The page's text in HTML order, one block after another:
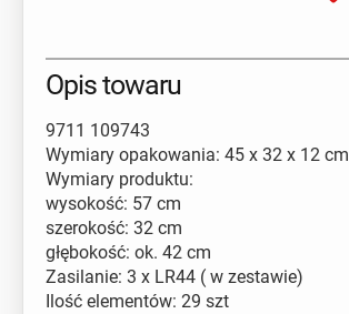
Opis towaru
9711 109743
Wymiary opakowania: 45 x 32 x 12 cm
Wymiary produktu:
wysokość: 57 cm
szerokość: 32 cm
głębokość: ok. 42 cm
Zasilanie: 3 x LR44 ( w zestawie)
Ilość elementów: 29 szt